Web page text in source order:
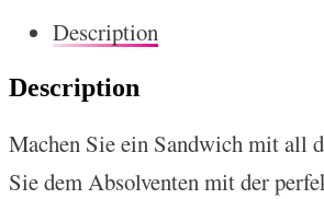
Description
Description
Machen Sie ein Sandwich mit all
Sie dem Absolventen mit der